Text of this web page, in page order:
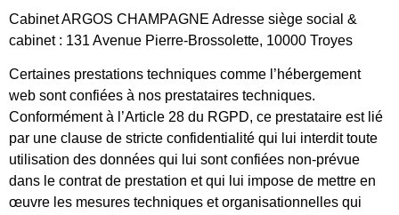
Cabinet ARGOS CHAMPAGNE Adresse siège social &
cabinet : 131 Avenue Pierre-Brossolette, 10000 Troyes
Certaines prestations techniques comme l’hébergement
web sont confiées à nos prestataires techniques.
Conformément à l’Article 28 du RGPD, ce prestataire est lié
par une clause de stricte confidentialité qui lui interdit toute
utilisation des données qui lui sont confiées non-prévue
dans le contrat de prestation et qui lui impose de mettre en
œuvre les mesures techniques et organisationnelles qui